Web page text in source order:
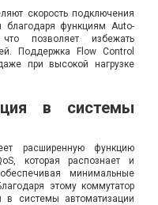
скорость подключения
функциям Auto-
позволяет избежать
Поддержка Flow Control
при высокой нагрузке
в системы
расширенную функцию
которая распознает и
обеспечивая минимальные
этому коммутатор
в системы автоматизации